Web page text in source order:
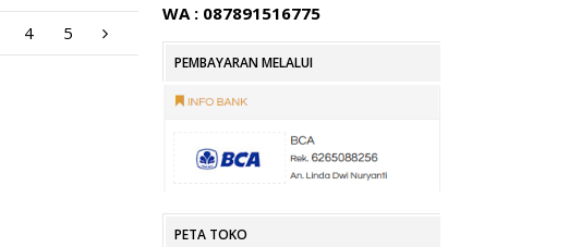
4 5
WA : 087891516775
PEMBAYARAN MELALUI
PETA TOKO